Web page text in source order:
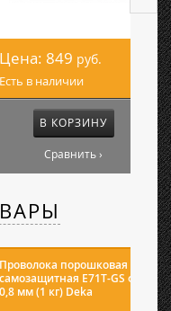
Цена: 849 руб.
Есть в наличии
В КОРЗИНУ
Сравнить ›
Проволока порошковая
самозащитная E71T-GS ф
0,8 мм (1 кг) Deka